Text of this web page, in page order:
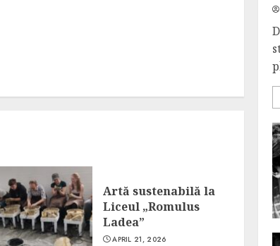
Artă sustenabilă la
Liceul „Romulus
Ladea”
APRIL 21, 2026